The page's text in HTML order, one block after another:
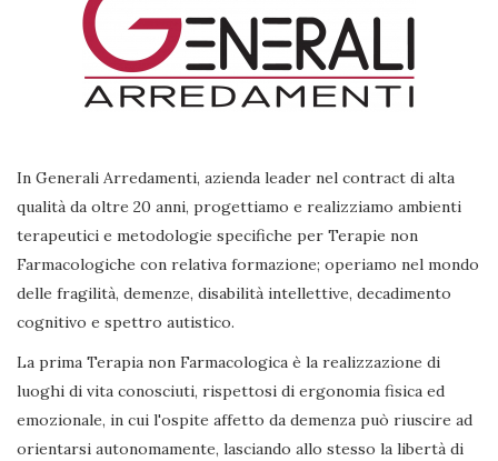
In Generali Arredamenti, azienda leader nel contract di alta
qualità da oltre 20 anni, progettiamo e realizziamo ambienti
terapeutici e metodologie specifiche per Terapie non
Farmacologiche con relativa formazione; operiamo nel mondo
delle fragilità, demenze, disabilità intellettive, decadimento
cognitivo e spettro autistico.
La prima Terapia non Farmacologica è la realizzazione di
luoghi di vita conosciuti, rispettosi di ergonomia fisica ed
emozionale, in cui l'ospite affetto da demenza può riuscire ad
orientarsi autonomamente, lasciando allo stesso la libertà di